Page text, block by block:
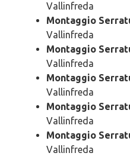
Vallinfreda
Montaggio
Vallinfreda
Montaggio
Vallinfreda
Montaggio
Vallinfreda
Montaggio
Vallinfreda
Montaggio
Vallinfreda